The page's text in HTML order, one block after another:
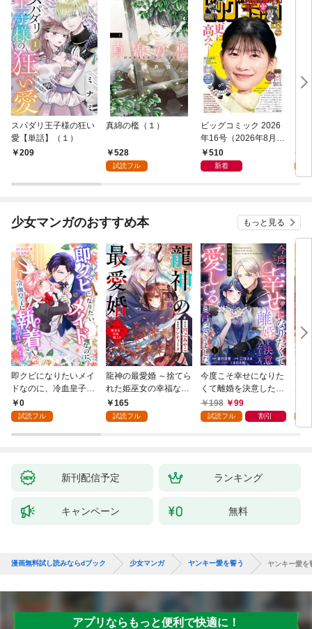
スパダリ王子様の狂い
愛【単話】（１）
209
真綿の檻（１）
528
試読フル
ビッグコミック 2026
年16号（2026年8月7
日発売）
510
新着
少女マンガのおすすめ本 もっと見る
即クビになりたいメイ
ドなのに、冷血皇子に
執着されています第1
話
0
試読フル
龍神の最愛婚 ～捨てら
れた姫巫女の幸福な嫁
入り～: 1
165
試読フル
今度こそ幸せになりた
くて離婚を決意したと
ころ、無表情な旦那様
が「愛してる」と言っ
198 99
試読フル 割引
新刊配信予定 ランキング
キャンペーン 無料
漫画無料試し読みならdブック 少女マンガ ヤンキー愛を誓う ヤンキー愛を
アプリならもっと便利で快適に！